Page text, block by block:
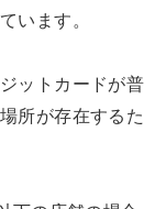
います。
ットカードが普
所が存在するた